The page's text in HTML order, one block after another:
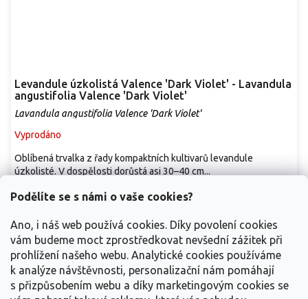
Podělíte se s námi o vaše cookies?
Ano, i náš web používá cookies. Díky povolení cookies
vám budeme moct zprostředkovat nevšední zážitek při
prohlížení našeho webu. Analytické cookies používáme
k analýze návštěvnosti, personalizační nám pomáhají
s přizpůsobením webu a díky marketingovým cookies se
Levandule úzkolistá Valence 'Dark Violet' - Lavandula
angustifolia Valence 'Dark Violet'
Lavandula angustifolia Valence 'Dark Violet'
Vyprodáno
229 Kč/ ks
Detail
Oblíbená trvalka z řady kompaktních kultivarů levandule
úzkolisté. V dospělosti dorůstá asi 30–40 cm...
O
v
l
23položek celkem
Levandule: Duše Provence ve vaší zahradě